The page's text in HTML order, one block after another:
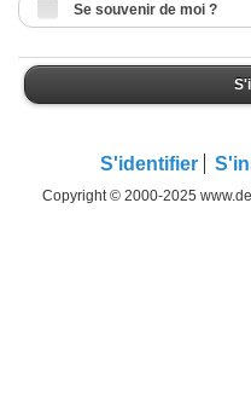
Se souvenir de moi ?
S'identifier
Copyright © 2000-2025